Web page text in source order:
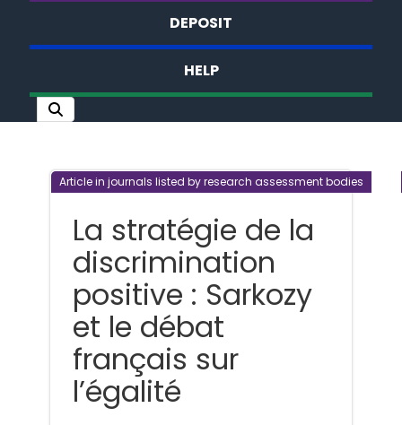
DEPOSIT
HELP
Article in journals listed by research assessment bodies
La stratégie de la
discrimination
positive : Sarkozy
et le débat
français sur
l’égalité